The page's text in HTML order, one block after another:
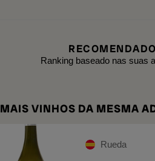
Ranking baseado nas suas
MAIS VINHOS DA MESMA
Rueda